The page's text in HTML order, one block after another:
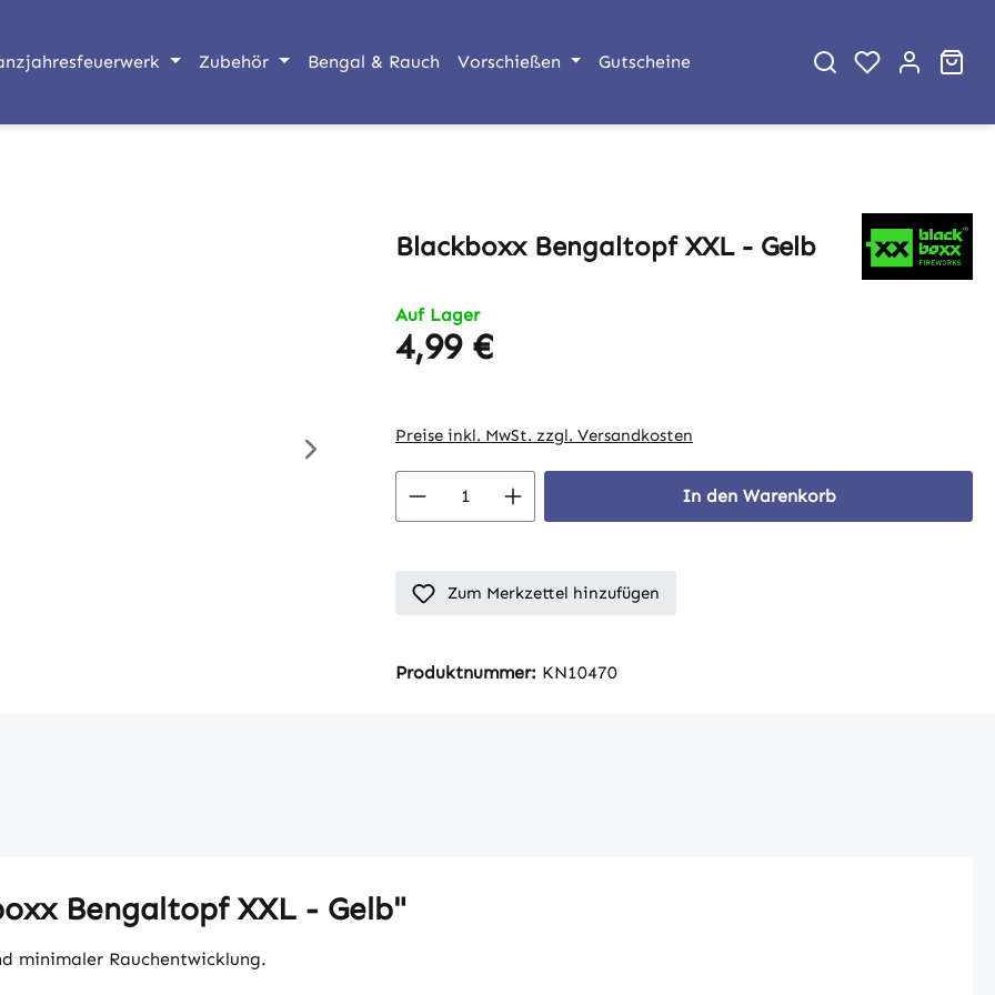
Zubehör Bengal & Rauch Vorschießen Gutscheine
Blackboxx Bengaltopf XXL - Gelb
Auf Lager
Regulärer Preis:
4,99 €
Preise inkl. MwSt. zzgl. Versandkosten
Produkt Anzahl: Gib den gewünschten Wert
In den Warenkorb
Zum Merkzettel hinzufügen
Produktnummer: KN10470
Bengaltopf XXL - Gelb"
minimaler Rauchentwicklung.